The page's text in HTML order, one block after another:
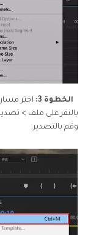
الخطوة 3:
اختر
وقم بالتصدير.